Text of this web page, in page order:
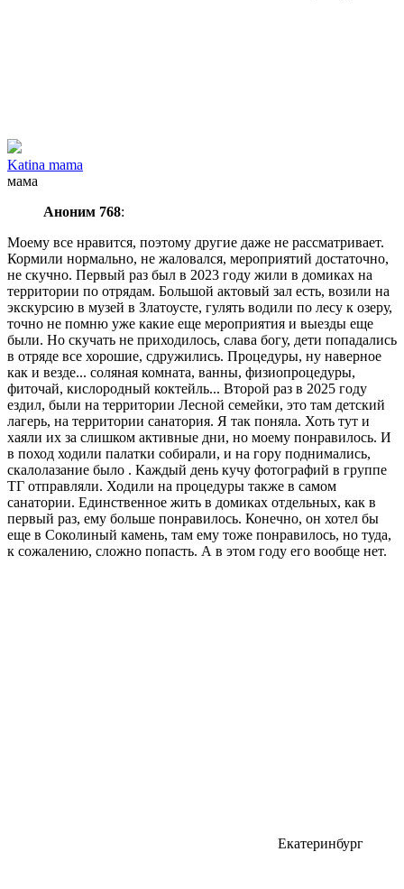
Katina mama
мама
Аноним 768:
Моему все нравится, поэтому другие даже не рассматривает.
Кормили нормально, не жаловался, мероприятий достаточно,
не скучно. Первый раз был в 2023 году жили в домиках на
территории по отрядам. Большой актовый зал есть, возили на
экскурсию в музей в Златоусте, гулять водили по лесу к озеру,
точно не помню уже какие еще мероприятия и выезды еще
были. Но скучать не приходилось, слава богу, дети попадались
в отряде все хорошие, сдружились. Процедуры, ну наверное
как и везде... соляная комната, ванны, физиопроцедуры,
фиточай, кислородный коктейль... Второй раз в 2025 году
ездил, были на территории Лесной семейки, это там детский
лагерь, на территории санатория. Я так поняла. Хоть тут и
хаяли их за слишком активные дни, но моему понравилось. И
в поход ходили палатки собирали, и на гору поднимались,
скалолазание было . Каждый день кучу фотографий в группе
ТГ отправляли. Ходили на процедуры также в самом
санатории. Единственное жить в домиках отдельных, как в
первый раз, ему больше понравилось. Конечно, он хотел бы
еще в Соколиный камень, там ему тоже понравилось, но туда,
к сожалению, сложно попасть. А в этом году его вообще нет.
Екатеринбург